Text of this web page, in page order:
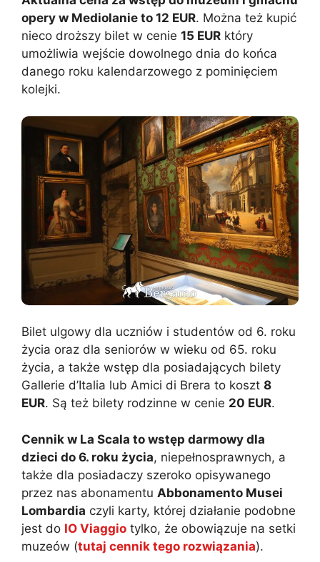
opery w Mediolanie to 12 EUR. Można też kupić
nieco droższy bilet w cenie 15 EUR który
umożliwia wejście dowolnego dnia do końca
danego roku kalendarzowego z pominięciem
kolejki.
Bilet ulgowy dla uczniów i studentów od 6. roku
życia oraz dla seniorów w wieku od 65. roku
życia, a także wstęp dla posiadających bilety
Gallerie d’Italia lub Amici di Brera to koszt 8
EUR. Są też bilety rodzinne w cenie 20 EUR.
Cennik w La Scala to wstęp darmowy dla
dzieci do 6. roku życia, niepełnosprawnych, a
także dla posiadaczy szeroko opisywanego
przez nas abonamentu Abbonamento Musei
Lombardia czyli karty, której działanie podobne
jest do IO Viaggio tylko, że obowiązuje na setki
muzeów (tutaj cennik tego rozwiązania).